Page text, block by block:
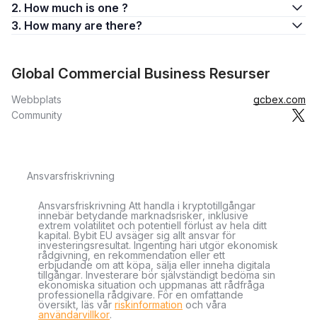
2. How much is one ?
3. How many are there?
Global Commercial Business Resurser
Webbplats
gcbex.com
Community
Ansvarsfriskrivning
Ansvarsfriskrivning Att handla i kryptotillgångar
innebär betydande marknadsrisker, inklusive
extrem volatilitet och potentiell förlust av hela ditt
kapital. Bybit EU avsäger sig allt ansvar för
investeringsresultat. Ingenting häri utgör ekonomisk
rådgivning, en rekommendation eller ett
erbjudande om att köpa, sälja eller inneha digitala
tillgångar. Investerare bör självständigt bedöma sin
ekonomiska situation och uppmanas att rådfråga
professionella rådgivare. För en omfattande
översikt, läs vår riskinformation och våra
användarvillkor.